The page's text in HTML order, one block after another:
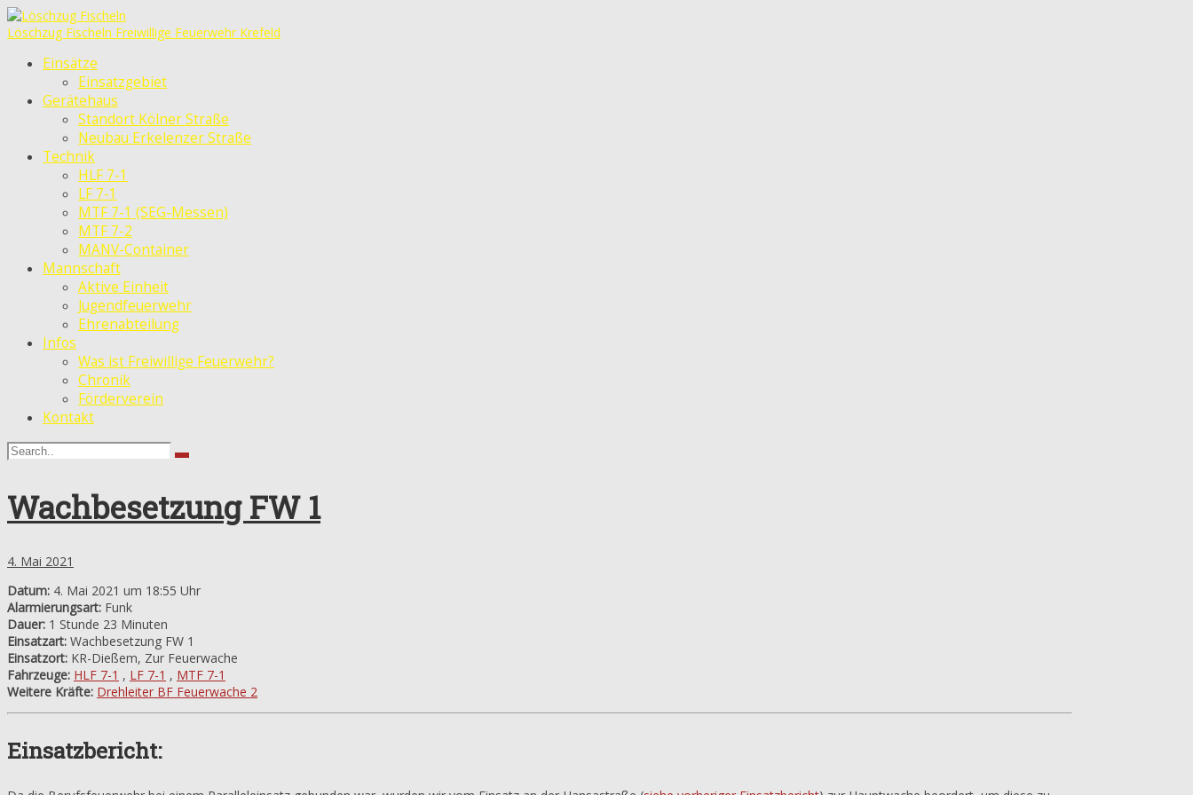
Löschzug Fischeln Freiwillige Feuerwehr Krefeld
Einsätze
Einsatzgebiet
Gerätehaus
Standort Kölner Straße
Neubau Erkelenzer Straße
Technik
HLF 7-1
LF 7-1
MTF 7-1 (SEG-Messen)
MTF 7-2
MANV-Container
Mannschaft
Aktive Einheit
Jugendfeuerwehr
Ehrenabteilung
Infos
Was ist Freiwillige Feuerwehr?
Chronik
Förderverein
Kontakt
Wachbesetzung FW 1
4. Mai 2021
Datum: 4. Mai 2021 um 18:55 Uhr
Alarmierungsart: Funk
Dauer: 1 Stunde 23 Minuten
Einsatzart: Wachbesetzung FW 1
Einsatzort: KR-Dießem, Zur Feuerwache
Fahrzeuge: HLF 7-1 , LF 7-1 , MTF 7-1
Weitere Kräfte: Drehleiter BF Feuerwache 2
Einsatzbericht: